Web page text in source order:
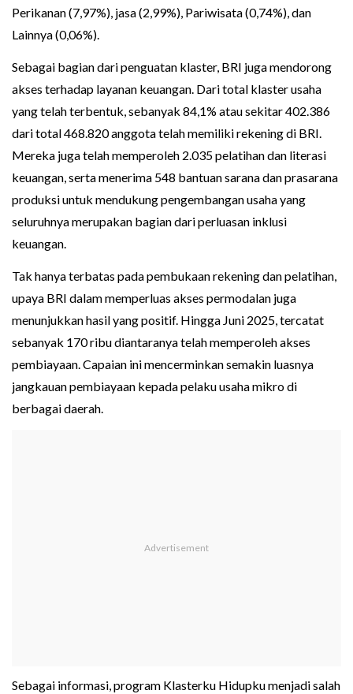
Perikanan (7,97%), jasa (2,99%), Pariwisata (0,74%), dan
Lainnya (0,06%).
Sebagai bagian dari penguatan klaster, BRI juga mendorong
akses terhadap layanan keuangan. Dari total klaster usaha
yang telah terbentuk, sebanyak 84,1% atau sekitar 402.386
dari total 468.820 anggota telah memiliki rekening di BRI.
Mereka juga telah memperoleh 2.035 pelatihan dan literasi
keuangan, serta menerima 548 bantuan sarana dan prasarana
produksi untuk mendukung pengembangan usaha yang
seluruhnya merupakan bagian dari perluasan inklusi
keuangan.
Tak hanya terbatas pada pembukaan rekening dan pelatihan,
upaya BRI dalam memperluas akses permodalan juga
menunjukkan hasil yang positif. Hingga Juni 2025, tercatat
sebanyak 170 ribu diantaranya telah memperoleh akses
pembiayaan. Capaian ini mencerminkan semakin luasnya
jangkauan pembiayaan kepada pelaku usaha mikro di
berbagai daerah.
Sebagai informasi, program Klasterku Hidupku menjadi salah